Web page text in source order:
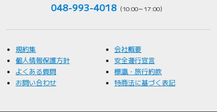
048-993-4018 （10:00～17:00）
規約集
個人情報保護方針
よくある質問
お問い合わせ
会社概要
安全運行宣言
標識・旅行約款
特商法に基づく表記